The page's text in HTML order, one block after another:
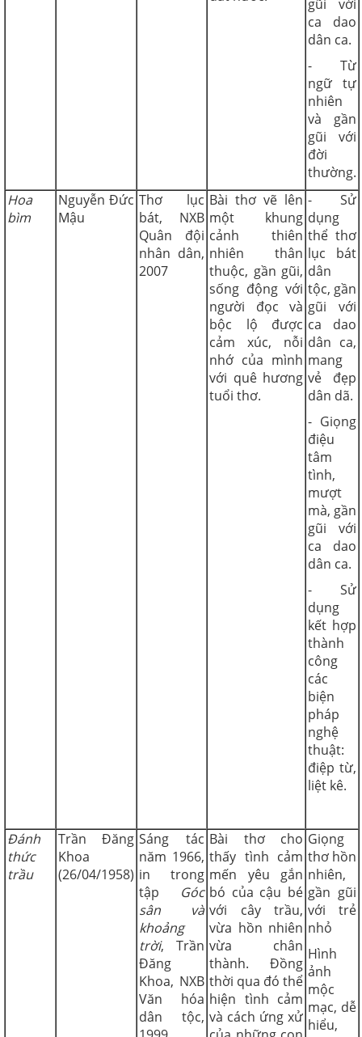
gũi với
ca dao
dân ca.
- Từ
ngữ tự
nhiên
và gần
gũi với
đời
thường.
Hoa
bìm
Nguyễn Đức
Mậu
Thơ lục
bát, NXB
Quân đội
nhân dân,
2007
Bài thơ vẽ lên
một khung
cảnh thiên
nhiên thân
thuộc, gần gũi,
sống động với
người đọc và
bộc lộ được
cảm xúc, nỗi
nhớ của mình
với quê hương
tuổi thơ.
- Sử
dụng
thể thơ
lục bát
dân
tộc, gần
gũi với
ca dao
dân ca,
mang
vẻ đẹp
dân dã.
- Giọng
điệu
tâm
tình,
mượt
mà, gần
gũi với
ca dao
dân ca.
- Sử
dụng
kết hợp
thành
công
các
biện
pháp
nghệ
thuật:
điệp từ,
liệt kê.
Đánh
thức
trầu
Trần Đăng
Khoa
(26/04/1958)
Sáng tác
năm 1966,
in trong
tập Góc
sân và
khoảng
trời, Trần
Đăng
Khoa, NXB
Văn hóa
dân tộc,
Bài thơ cho
thấy tình cảm
mến yêu gắn
bó của cậu bé
với cây trầu,
vừa hồn nhiên
vừa chân
thành. Đồng
thời qua đó thể
hiện tình cảm
và cách ứng xử
Giọng
thơ hồn
nhiên,
gần gũi
với trẻ
nhỏ
Hình
ảnh
mộc
mạc, dễ
hiểu,